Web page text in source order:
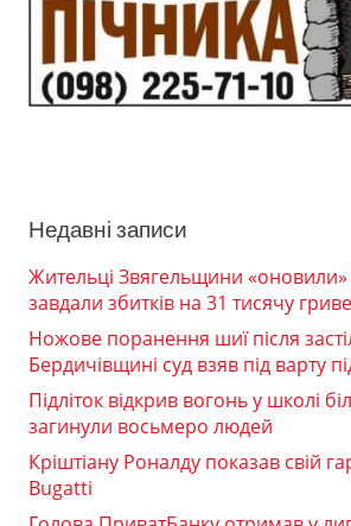
Недавні записи
Жительці Звягельщини «оновили»
завдали збитків на 31 тисячу
Ножове поранення шиї після
Бердичівщині суд взяв під варту
Підліток відкрив вогонь у школі
загинули восьмеро людей
Кріштіану Роналду показав свій
Bugatti